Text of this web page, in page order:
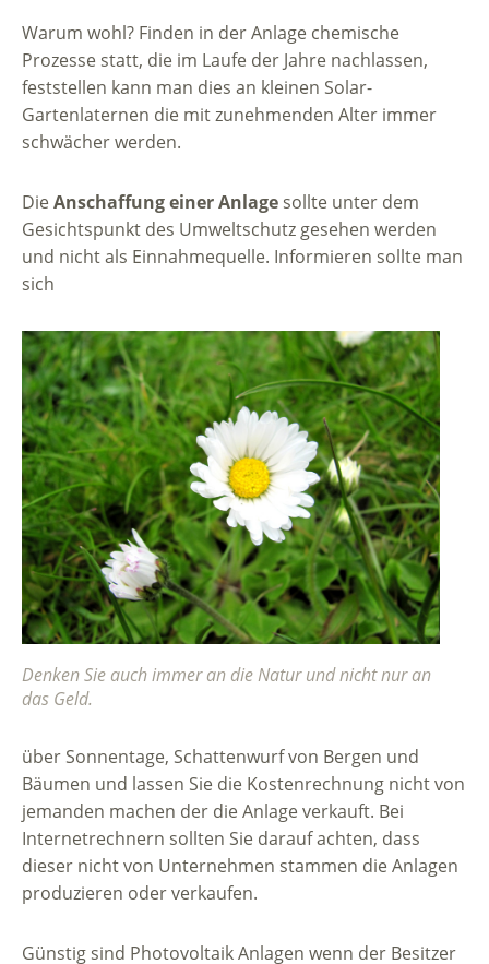
Warum wohl? Finden in der Anlage chemische
Prozesse statt, die im Laufe der Jahre nachlassen,
feststellen kann man dies an kleinen Solar-
Gartenlaternen die mit zunehmenden Alter immer
schwächer werden.
DieAnschaffung einer Anlage sollte unter dem
Gesichtspunkt des Umweltschutz gesehen werden
und nicht als Einnahmequelle. Informieren sollte man
sich
Denken Sie auch immer an die Natur und nicht nur an
das Geld.
über Sonnentage, Schattenwurf von Bergen und
Bäumen und lassen Sie die Kostenrechnung nicht von
jemanden machen der die Anlage verkauft. Bei
Internetrechnern sollten Sie darauf achten, dass
dieser nicht von Unternehmen stammen die Anlagen
produzieren oder verkaufen.
Günstig sind Photovoltaik Anlagen wenn der Besitzer